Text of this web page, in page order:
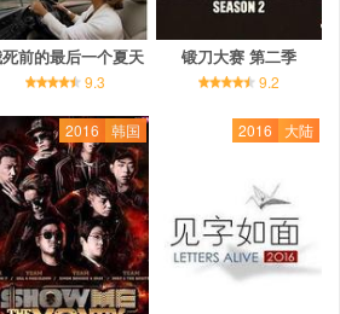
前的最后一个夏天
9.3
锻刀大赛 第二季
9.2
2016 韩国 2016 大陆